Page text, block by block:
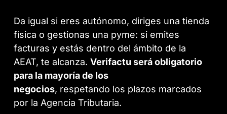
Da igual si eres autónomo, diriges una tienda
física o gestionas una pyme: si emites
facturas y estás dentro del ámbito de la
AEAT, te alcanza.Verifactu será obligatorio
para la mayoría de los
negocios, respetando los plazos marcados
por la Agencia Tributaria.